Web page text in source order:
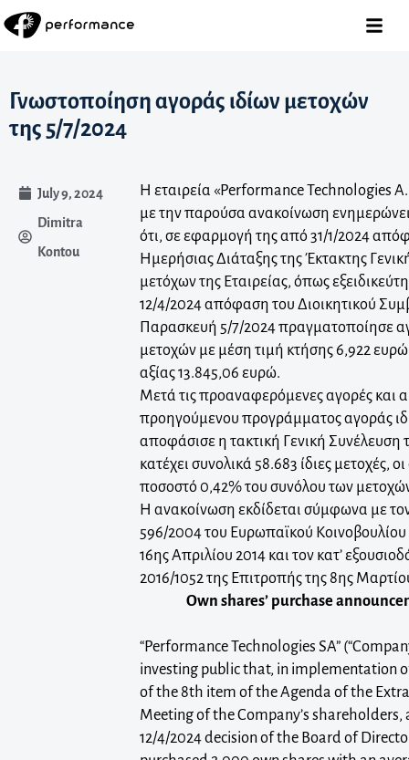
Γνωστοποίηση αγοράς ιδίων μετοχών
της 5/7/2024
July 9, 2024
Dimitra
Kontou
Η εταιρεία «Performance Technologies
με την παρούσα ανακοίνωση ενημερώνει
ότι, σε εφαρμογή της από 31/1/2024
Ημερήσιας Διάταξης της Έκτακτης
μετόχων της Εταιρείας, όπως
12/4/2024 απόφαση του Διοικητικού
Παρασκευή 5/7/2024 πραγματοποίησε
μετοχών με μέση τιμή κτήσης 6,922
αξίας 13.845,06 ευρώ.
Μετά τις προαναφερόμενες αγορές και
προηγούμενου προγράμματος αγοράς
αποφάσισε η τακτική Γενική Συνέλευση
κατέχει συνολικά 58.683 ίδιες μετοχές,
ποσοστό 0,42% του συνόλου των
Η ανακοίνωση εκδίδεται σύμφωνα με
596/2004 του Ευρωπαϊκού Κοινοβουλίου
16ης Απριλίου 2014 και τον κατ’
2016/1052 της Επιτροπής της 8ης
Own shares’ purchase
“Performance Technologies SA”
investing public that, in implementation
of the 8th item of the Agenda of the
Meeting of the Company’s shareholders,
12/4/2024 decision of the Board of